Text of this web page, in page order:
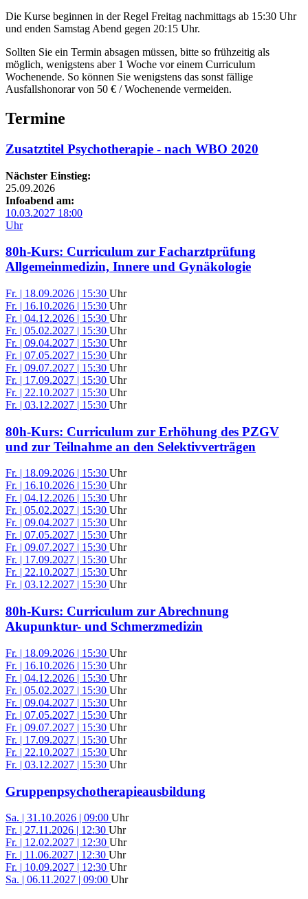
Die Kurse beginnen in der Regel Freitag nachmittags ab 15:30 Uhr
und enden Samstag Abend gegen 20:15 Uhr.
Sollten Sie ein Termin absagen müssen, bitte so frühzeitig als
möglich, wenigstens aber 1 Woche vor einem Curriculum
Wochenende. So können Sie wenigstens das sonst fällige
Ausfallshonorar von 50 € / Wochenende vermeiden.
Termine
Zusatztitel Psychotherapie - nach WBO 2020
Nächster Einstieg:
25.09.2026
Infoabend am:
10.03.2027 18:00
Uhr
80h-Kurs: Curriculum zur Facharztprüfung
Allgemeinmedizin, Innere und Gynäkologie
Fr. | 18.09.2026 | 15:30 Uhr
Fr. | 16.10.2026 | 15:30 Uhr
Fr. | 04.12.2026 | 15:30 Uhr
Fr. | 05.02.2027 | 15:30 Uhr
Fr. | 09.04.2027 | 15:30 Uhr
Fr. | 07.05.2027 | 15:30 Uhr
Fr. | 09.07.2027 | 15:30 Uhr
Fr. | 17.09.2027 | 15:30 Uhr
Fr. | 22.10.2027 | 15:30 Uhr
Fr. | 03.12.2027 | 15:30 Uhr
80h-Kurs: Curriculum zur Erhöhung des PZGV
und zur Teilnahme an den Selektivverträgen
Fr. | 18.09.2026 | 15:30 Uhr
Fr. | 16.10.2026 | 15:30 Uhr
Fr. | 04.12.2026 | 15:30 Uhr
Fr. | 05.02.2027 | 15:30 Uhr
Fr. | 09.04.2027 | 15:30 Uhr
Fr. | 07.05.2027 | 15:30 Uhr
Fr. | 09.07.2027 | 15:30 Uhr
Fr. | 17.09.2027 | 15:30 Uhr
Fr. | 22.10.2027 | 15:30 Uhr
Fr. | 03.12.2027 | 15:30 Uhr
80h-Kurs: Curriculum zur Abrechnung
Akupunktur- und Schmerzmedizin
Fr. | 18.09.2026 | 15:30 Uhr
Fr. | 16.10.2026 | 15:30 Uhr
Fr. | 04.12.2026 | 15:30 Uhr
Fr. | 05.02.2027 | 15:30 Uhr
Fr. | 09.04.2027 | 15:30 Uhr
Fr. | 07.05.2027 | 15:30 Uhr
Fr. | 09.07.2027 | 15:30 Uhr
Fr. | 17.09.2027 | 15:30 Uhr
Fr. | 22.10.2027 | 15:30 Uhr
Fr. | 03.12.2027 | 15:30 Uhr
Gruppenpsychotherapieausbildung
Sa. | 31.10.2026 | 09:00 Uhr
Fr. | 27.11.2026 | 12:30 Uhr
Fr. | 12.02.2027 | 12:30 Uhr
Fr. | 11.06.2027 | 12:30 Uhr
Fr. | 10.09.2027 | 12:30 Uhr
Sa. | 06.11.2027 | 09:00 Uhr